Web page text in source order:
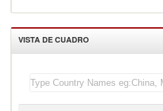
VISTA DE CUADRO